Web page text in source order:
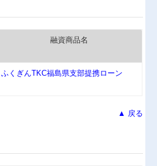
融資商品名
ふくぎんTKC福島県支部提携ローン
▲ 戻る